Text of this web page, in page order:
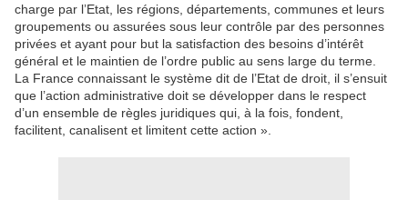
charge par l’Etat, les régions, départements, communes et leurs
groupements ou assurées sous leur contrôle par des personnes
privées et ayant pour but la satisfaction des besoins d’intérêt
général et le maintien de l’ordre public au sens large du terme.
La France connaissant le système dit de l’Etat de droit, il s’ensuit
que l’action administrative doit se développer dans le respect
d’un ensemble de règles juridiques qui, à la fois, fondent,
facilitent, canalisent et limitent cette action ».